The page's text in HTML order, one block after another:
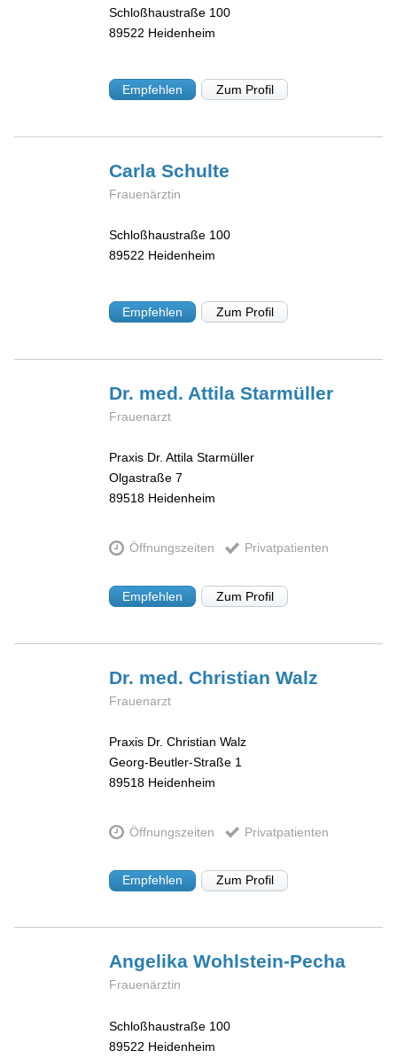
Schloßhaustraße 100
89522 Heidenheim
Empfehlen Zum Profil
CarlaSchulte
Frauenärztin
Schloßhaustraße 100
89522 Heidenheim
Empfehlen Zum Profil
Dr. med. AttilaStarmüller
Frauenarzt
Praxis Dr. Attila Starmüller
Olgastraße 7
89518 Heidenheim
Öffnungszeiten Privatpatienten
Empfehlen Zum Profil
Dr. med. ChristianWalz
Frauenarzt
Praxis Dr. Christian Walz
Georg-Beutler-Straße 1
89518 Heidenheim
Öffnungszeiten Privatpatienten
Empfehlen Zum Profil
AngelikaWohlstein-Pecha
Frauenärztin
Schloßhaustraße 100
89522 Heidenheim